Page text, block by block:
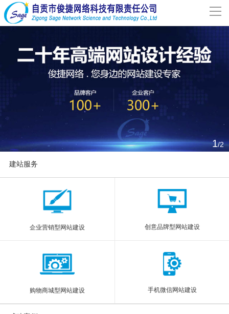
导
关于我们
网站建设
案例分享
解决方案
新闻动态
1/2
建站服务
企业营销型网站建设 创意品牌型网站建设
购物商城型网站建设 手机微信网站建设